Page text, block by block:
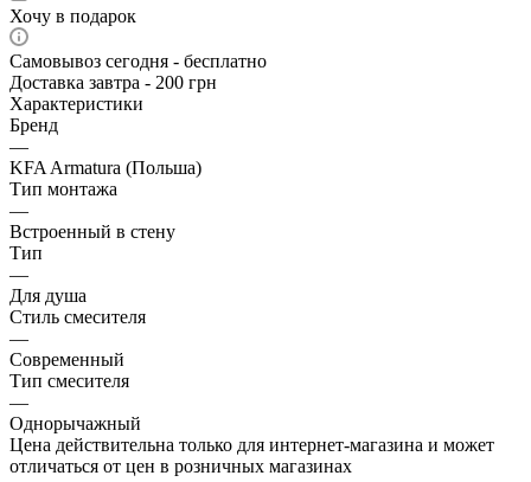
Хочу в подарок
Самовывоз сегодня - бесплатно
Доставка завтра - 200 грн
Характеристики
Бренд
—
KFA Armatura (Польша)
Тип монтажа
—
Встроенный в стену
Тип
—
Для душа
Стиль смесителя
—
Современный
Тип смесителя
—
Однорычажный
Цена действительна только для интернет-магазина и может
отличаться от цен в розничных магазинах